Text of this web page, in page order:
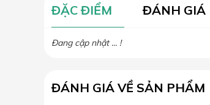
ĐẶC ĐIỂM ĐÁNH GIÁ
Đang cập nhật ... !
ĐÁNH GIÁ VỀ SẢN PHẨM